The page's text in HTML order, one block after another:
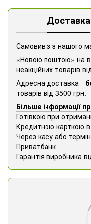
Доставка
Самовивіз з нашого
«Новою поштою» на
неакційних товарів
Адресна доставка -
товарів від 3500 грн.
Більше інформації
Готівкою при
Кредитною карткою
Через касу або
Приватбанк
Гарантія виробника